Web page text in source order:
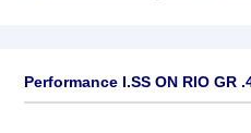
Performance I.SS ON RIO GR